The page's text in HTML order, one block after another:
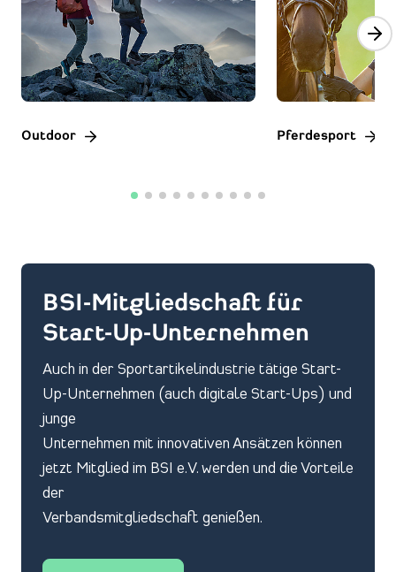
Outdoor Pferdesport
BSI-Mitgliedschaft für
Start-Up-Unternehmen
Auch in der Sportartikelindustrie tätige Start-
Up-Unternehmen (auch digitale Start-Ups) und
junge
Unternehmen mit innovativen Ansätzen können
jetzt Mitglied im BSI e.V. werden und die Vorteile
der
Verbandsmitgliedschaft genießen.